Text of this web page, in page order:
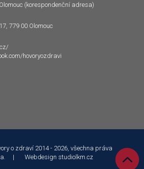
(korespondenční adresa)
779 00 Olomouc
hovoryozdravi
o zdraví 2014 - 2026, všechna práva
| Webdesign studiolkm.cz
souhlasíte.
Souhlasím